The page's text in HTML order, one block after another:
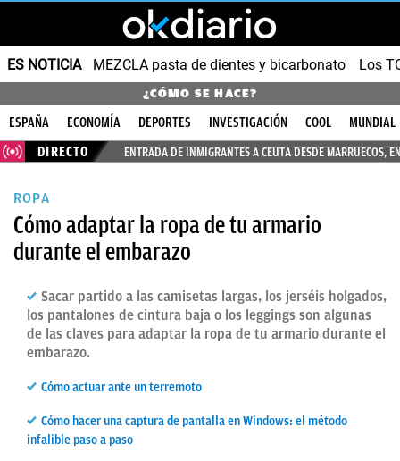
ES NOTICIA MEZCLA pasta de dientes y bicarbonato Los
¿CÓMO SE HACE?
ESPAÑA ECONOMÍA DEPORTES INVESTIGACIÓN COOL
MUNDIAL
DIRECTO
ENTRADA DE INMIGRANTES A CEUTA DESDE MARRUECOS,
ROPA
Cómo adaptar la ropa de tu armario
durante el embarazo
Sacar partido a las camisetas largas, los jerséis holgados,
los pantalones de cintura baja o los leggings son algunas
de las claves para adaptar la ropa de tu armario durante el
embarazo.
Cómo actuar ante un terremoto
Cómo hacer una captura de pantalla en Windows: el método
infalible paso a paso